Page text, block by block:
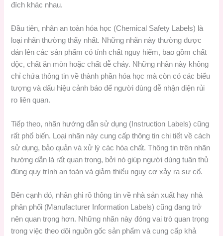
đích khác nhau.
Đầu tiên, nhãn an toàn hóa học (Chemical Safety Labels) là
loại nhãn thường thấy nhất. Những nhãn này thường được
dán lên các sản phẩm có tính chất nguy hiểm, bao gồm chất
độc, chất ăn mòn hoặc chất dễ cháy. Những nhãn này không
chỉ chứa thông tin về thành phần hóa học mà còn có các biểu
tượng và dấu hiệu cảnh báo để người dùng dễ nhận diện rủi
ro liên quan.
Tiếp theo, nhãn hướng dẫn sử dụng (Instruction Labels) cũng
rất phổ biến. Loại nhãn này cung cấp thông tin chi tiết về cách
sử dụng, bảo quản và xử lý các hóa chất. Thông tin trên nhãn
hướng dẫn là rất quan trọng, bởi nó giúp người dùng tuân thủ
đúng quy trình an toàn và giảm thiểu nguy cơ xảy ra sự cố.
Bên cạnh đó, nhãn ghi rõ thông tin về nhà sản xuất hay nhà
phân phối (Manufacturer Information Labels) cũng đang trở
nên quan trọng hơn. Những nhãn này đóng vai trò quan trọng
trong việc theo dõi nguồn gốc sản phẩm và cung cấp khả